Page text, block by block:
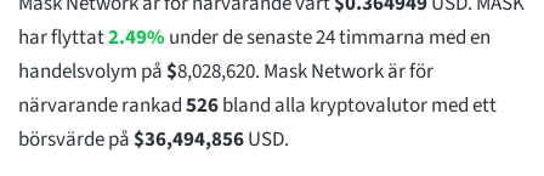
har flyttat2.49%under de senaste 24 timmarna med en
handelsvolym på$8,028,620. Mask Network är för
närvarande rankad526bland alla kryptovalutor med ett
börsvärde på$36,494,856USD.